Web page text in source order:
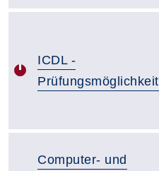
ICDL -
Prüfungsmöglichkeit
Computer- und